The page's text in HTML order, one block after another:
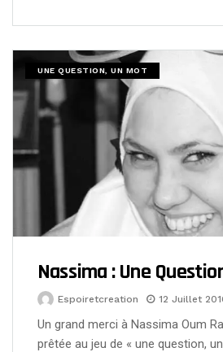
UNE QUESTION, UN MOT
Nassima : Une
Espoiretcreation 12 Juillet
Un grand merci à Nassima Oum
prêtée au jeu de « une question,